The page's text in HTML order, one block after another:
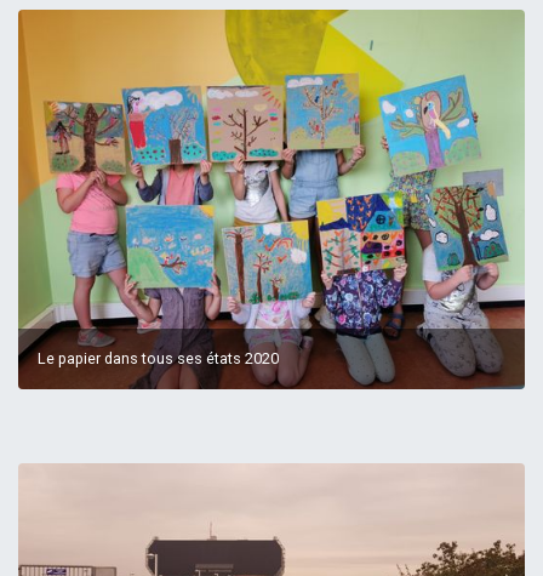
Le papier dans tous ses états 2020